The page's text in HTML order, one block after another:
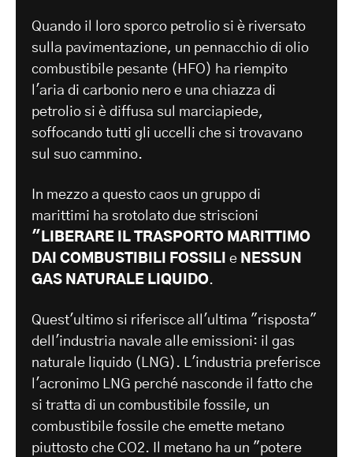
Quando il loro sporco petrolio si è riversato
sulla pavimentazione, un pennacchio di olio
combustibile pesante (HFO) ha riempito
l'aria di carbonio nero e una chiazza di
petrolio si è diffusa sul marciapiede,
soffocando tutti gli uccelli che si trovavano
sul suo cammino.
In mezzo a questo caos un gruppo di
marittimi ha srotolato due striscioni
"LIBERARE IL TRASPORTO MARITTIMO
DAI COMBUSTIBILI FOSSILI e NESSUN
GAS NATURALE LIQUIDO.
Quest'ultimo si riferisce all'ultima "risposta"
dell'industria navale alle emissioni: il gas
naturale liquido (LNG). L'industria preferisce
l'acronimo LNG perché nasconde il fatto che
si tratta di un combustibile fossile, un
combustibile fossile che emette metano
piuttosto che CO2. Il metano ha un "potere